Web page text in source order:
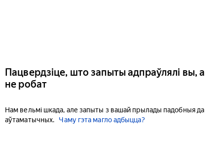
Пацвердзіце, што запыты адпраўлялі вы, а
не робат
Нам вельмі шкада, але запыты з вашай прылады падобныя да
аўтаматычных.
Чаму гэта магло адбыцца?